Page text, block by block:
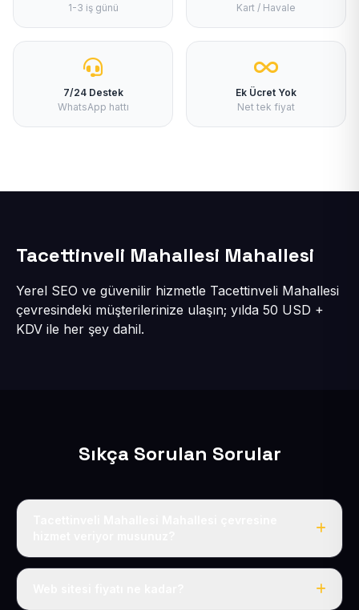
1-3 iş günü
Kart / Havale
7/24 Destek
WhatsApp hattı
Ek Ücret Yok
Net tek fiyat
Tacettinveli Mahallesi Mahallesi
Yerel SEO ve güvenilir hizmetle Tacettinveli Mahallesi
çevresindeki müşterilerinize ulaşın; yılda 50 USD +
KDV ile her şey dahil.
Sıkça Sorulan Sorular
Evet, Tacettinveli Mahallesi dahil tüm Battalgazi ve